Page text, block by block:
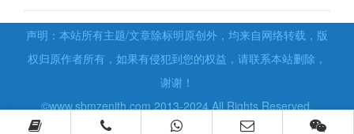
声明：本站所有主题/文章除标明原创外，均来自网络转载，版
权归原作者所有，如果有侵犯到您的权益，请联系本站删除，
谢谢！
©www.sbmzenith.com 2013-2024 All Rights Reserved.
豫ICP备15009393号